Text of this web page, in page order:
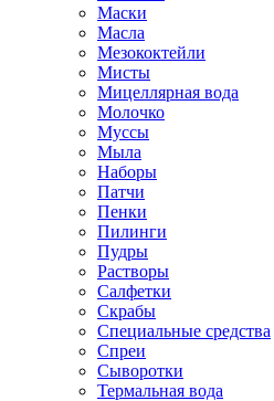
Маски
Масла
Мезококтейли
Мисты
Мицеллярная вода
Молочко
Муссы
Мыла
Наборы
Патчи
Пенки
Пилинги
Пудры
Растворы
Салфетки
Скрабы
Специальные средства
Спреи
Сыворотки
Термальная вода